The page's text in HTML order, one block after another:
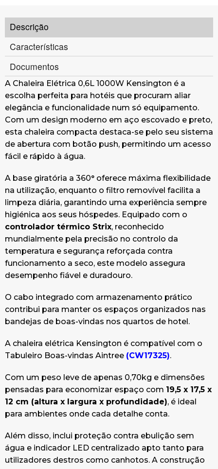
Descrição
Características
Documentos
A Chaleira Elétrica 0,6L 1000W Kensington é a
escolha perfeita para hotéis que procuram aliar
elegância e funcionalidade num só equipamento.
Com um design moderno em aço escovado e preto,
esta chaleira compacta destaca-se pelo seu sistema
de abertura com botão push, permitindo um acesso
fácil e rápido à água.
A base giratória a 360° oferece máxima flexibilidade
na utilização, enquanto o filtro removível facilita a
limpeza diária, garantindo uma experiência sempre
higiénica aos seus hóspedes. Equipado com o
controlador térmico Strix, reconhecido
mundialmente pela precisão no controlo da
temperatura e segurança reforçada contra
funcionamento a seco, este modelo assegura
desempenho fiável e duradouro.
O cabo integrado com armazenamento prático
contribui para manter os espaços organizados nas
bandejas de boas-vindas nos quartos de hotel.
A chaleira elétrica Kensington é compatível com o
Tabuleiro Boas-vindas Aintree (CW17325).
Com um peso leve de apenas 0,70kg e dimensões
pensadas para economizar espaço com 19,5 x 17,5 x
12 cm (altura x largura x profundidade), é ideal
para ambientes onde cada detalhe conta.
Além disso, inclui proteção contra ebulição sem
água e indicador LED centralizado apto tanto para
utilizadores destros como canhotos. A construção